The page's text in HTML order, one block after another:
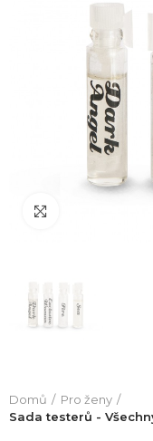
Domů
Pro ženy
Sada testerů -